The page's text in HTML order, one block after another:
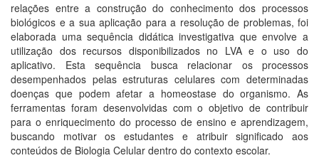
relações entre a construção do conhecimento dos processos
biológicos e a sua aplicação para a resolução de problemas, foi
elaborada uma sequência didática investigativa que envolve a
utilização dos recursos disponibilizados no LVA e o uso do
aplicativo. Esta sequência busca relacionar os processos
desempenhados pelas estruturas celulares com determinadas
doenças que podem afetar a homeostase do organismo. As
ferramentas foram desenvolvidas com o objetivo de contribuir
para o enriquecimento do processo de ensino e aprendizagem,
buscando motivar os estudantes e atribuir significado aos
conteúdos de Biologia Celular dentro do contexto escolar.